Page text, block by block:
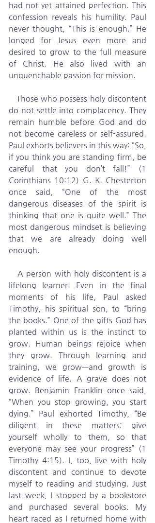
had not yet attained perfection. This
confession reveals his humility. Paul
never thought, “This is enough.” He
longed for Jesus even more and
desired to grow to the full measure
of Christ. He also lived with an
unquenchable passion for mission.
do not settle into complacency. They
remain humble before God and do
not become careless or self-assured.
Paul exhorts believers in this way: “So,
if you think you are standing firm, be
careful that you don’t fall!” (1
Corinthians 10:12) G. K. Chesterton
once said, “One of the most
dangerous diseases of the spirit is
thinking that one is quite well.” The
most dangerous mindset is believing
that we are already doing well
enough.
lifelong learner. Even in the final
moments of his life, Paul asked
Timothy, his spiritual son, to “bring
the books.” One of the gifts God has
planted within us is the instinct to
grow. Human beings rejoice when
they grow. Through learning and
training, we grow—and growth is
evidence of life. A grave does not
grow. Benjamin Franklin once said,
“When you stop growing, you start
dying.” Paul exhorted Timothy, “Be
diligent in these matters; give
yourself wholly to them, so that
everyone may see your progress” (1
Timothy 4:15). I, too, live with holy
discontent and continue to devote
myself to reading and studying. Just
last week, I stopped by a bookstore
and purchased several books. My
heart raced as I returned home with